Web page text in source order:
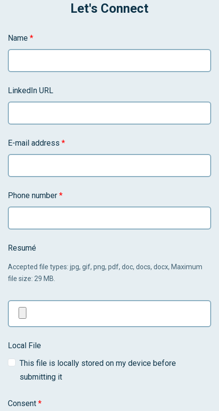
Let's Connect
Name *
LinkedIn URL
E-mail address *
Phone number *
Resumé
Accepted file types: jpg, gif, png, pdf, doc, docs, docx, Maximum
file size: 29 MB.
Local File
This file is locally stored on my device before
submitting it
Consent *